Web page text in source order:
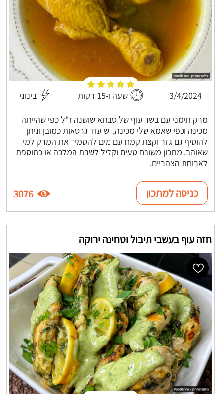
3/4/2024 שעה ו-15 דקות בינוני
מרק תימני עם בשר עוף של סבתא שושנה ז"ל כפי שהייתה
מכינה וכפי שאמא שלי מכינה, יש עוד גרסאות כמובן וניתן
להוסיף גם גזר וקצת קמח עם מים להסמיך את המרק למי
שאוהב. מתכון משובח טעים וקליל לשבת המלכה או כתוספת
לארוחת הצהריים.
כניסה למתכון 3076
חזה עוף בעשבי תיבול וטחינה ירוקה